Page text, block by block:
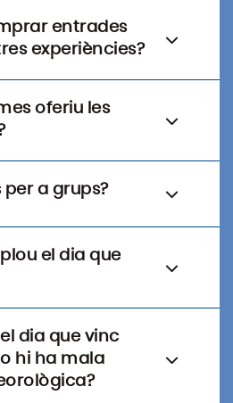
entrades
experiències?
oferiu les
per a grups?
el dia que
dia que vinc
hi ha mala